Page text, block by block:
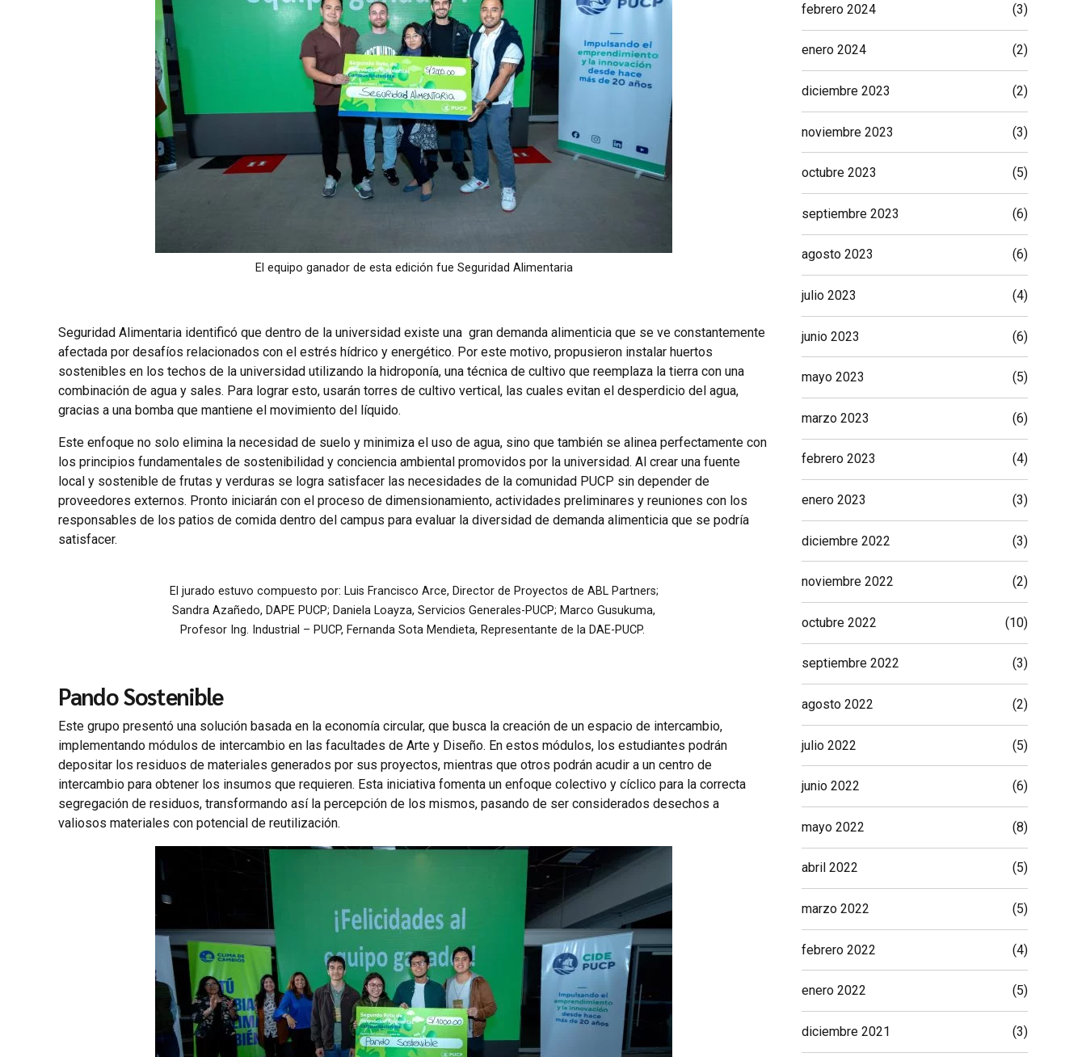
El equipo ganador de esta edición fue Seguridad Alimentaria
Seguridad Alimentaria identificó que dentro de la universidad existe una gran demanda alimenticia que se ve constantemente
afectada por desafíos relacionados con el estrés hídrico y energético. Por este motivo, propusieron instalar huertos
sostenibles en los techos de la universidad utilizando la hidroponía, una técnica de cultivo que reemplaza la tierra con una
combinación de agua y sales. Para lograr esto, usarán torres de cultivo vertical, las cuales evitan el desperdicio del agua,
gracias a una bomba que mantiene el movimiento del líquido.
Este enfoque no solo elimina la necesidad de suelo y minimiza el uso de agua, sino que también se alinea perfectamente con
los principios fundamentales de sostenibilidad y conciencia ambiental promovidos por la universidad. Al crear una fuente
local y sostenible de frutas y verduras se logra satisfacer las necesidades de la comunidad PUCP sin depender de
proveedores externos. Pronto iniciarán con el proceso de dimensionamiento, actividades preliminares y reuniones con los
responsables de los patios de comida dentro del campus para evaluar la diversidad de demanda alimenticia que se podría
satisfacer.
El jurado estuvo compuesto por: Luis Francisco Arce, Director de Proyectos de ABL Partners;
Sandra Azañedo, DAPE PUCP; Daniela Loayza, Servicios Generales-PUCP; Marco Gusukuma,
Profesor Ing. Industrial – PUCP, Fernanda Sota Mendieta, Representante de la DAE-PUCP.
Pando Sostenible
Este grupo presentó una solución basada en la economía circular, que busca la creación de un espacio de intercambio,
implementando módulos de intercambio en las facultades de Arte y Diseño. En estos módulos, los estudiantes podrán
depositar los residuos de materiales generados por sus proyectos, mientras que otros podrán acudir a un centro de
intercambio para obtener los insumos que requieren. Esta iniciativa fomenta un enfoque colectivo y cíclico para la correcta
segregación de residuos, transformando así la percepción de los mismos, pasando de ser considerados desechos a
valiosos materiales con potencial de reutilización.
febrero 2024 (3)
enero 2024 (2)
diciembre 2023 (2)
noviembre 2023 (3)
octubre 2023 (5)
septiembre 2023 (6)
agosto 2023 (6)
julio 2023 (4)
junio 2023 (6)
mayo 2023 (5)
marzo 2023 (6)
febrero 2023 (4)
enero 2023 (3)
diciembre 2022 (3)
noviembre 2022 (2)
octubre 2022 (10)
septiembre 2022 (3)
agosto 2022 (2)
julio 2022 (5)
junio 2022 (6)
mayo 2022 (8)
abril 2022 (5)
marzo 2022 (5)
febrero 2022 (4)
enero 2022 (5)
diciembre 2021 (3)